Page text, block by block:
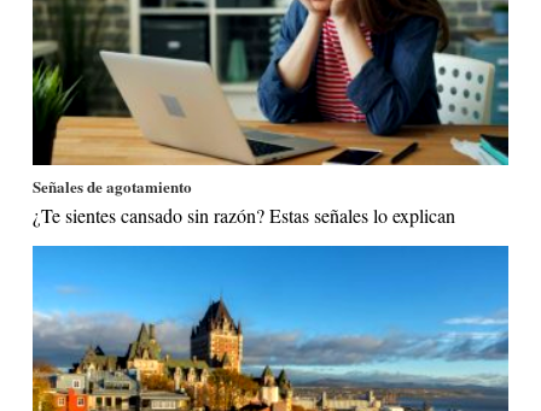
Señales de agotamiento
¿Te sientes cansado sin razón? Estas señales lo explican